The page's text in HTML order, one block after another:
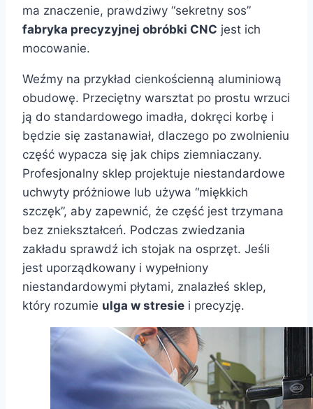
ma znaczenie, prawdziwy “sekretny sos”
fabryka precyzyjnej obróbki CNC jest ich
mocowanie.
Weźmy na przykład cienkościenną aluminiową
obudowę. Przeciętny warsztat po prostu wrzuci
ją do standardowego imadła, dokręci korbę i
będzie się zastanawiał, dlaczego po zwolnieniu
część wypacza się jak chips ziemniaczany.
Profesjonalny sklep projektuje niestandardowe
uchwyty próżniowe lub używa “miękkich
szczęk”, aby zapewnić, że część jest trzymana
bez zniekształceń. Podczas zwiedzania
zakładu sprawdź ich stojak na osprzęt. Jeśli
jest uporządkowany i wypełniony
niestandardowymi płytami, znalazłeś sklep,
który rozumie ulga w stresie i precyzję.